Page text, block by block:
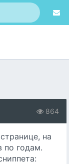
864
на
по годам.